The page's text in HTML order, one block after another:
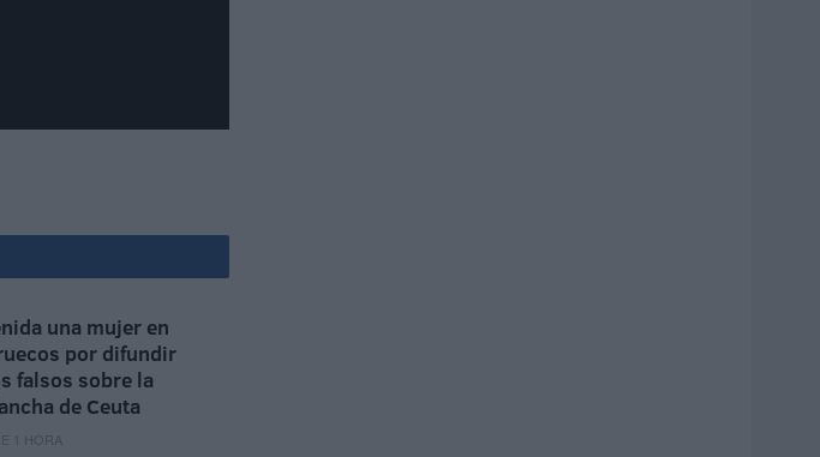
una mujer en
por difundir
falsos sobre la
de Ceuta
1 HORA